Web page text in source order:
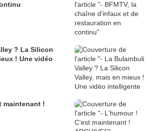
? La Silicon
! Une vidéo
maintenant !